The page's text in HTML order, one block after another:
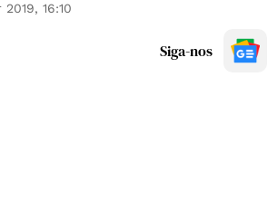
2019, 16:10
Siga-nos